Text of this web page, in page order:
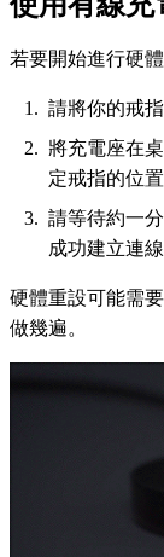
若要開始進行硬體
請將你的戒
將充電座在
定戒指的位
請等待約一
成功建立連線
硬體重設可能需
做幾遍。